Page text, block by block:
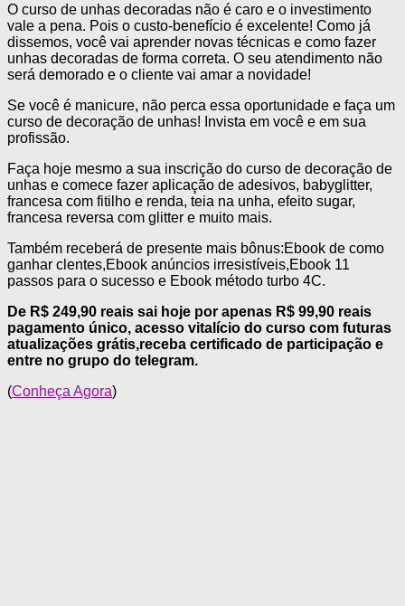
O curso de unhas decoradas não é caro e o investimento
vale a pena. Pois o custo-benefício é excelente! Como já
dissemos, você vai aprender novas técnicas e como fazer
unhas decoradas de forma correta. O seu atendimento não
será demorado e o cliente vai amar a novidade!
Se você é manicure, não perca essa oportunidade e faça um
curso de decoração de unhas! Invista em você e em sua
profissão.
Faça hoje mesmo a sua inscrição do curso de decoração de
unhas e comece fazer aplicação de adesivos, babyglitter,
francesa com fitilho e renda, teia na unha, efeito sugar,
francesa reversa com glitter e muito mais.
Também receberá de presente mais bônus:Ebook de como
ganhar clentes,Ebook anúncios irresistíveis,Ebook 11
passos para o sucesso e Ebook método turbo 4C.
De R$ 249,90 reais sai hoje por apenas R$ 99,90 reais
pagamento único, acesso vitalício do curso com futuras
atualizações grátis,receba certificado de participação e
entre no grupo do telegram.
(Conheça Agora)